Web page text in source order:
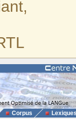
Corpus